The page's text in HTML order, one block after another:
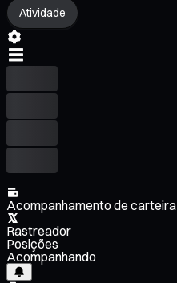
Atividade
Acompanhamento de carteira
Rastreador
Posições
Acompanhando